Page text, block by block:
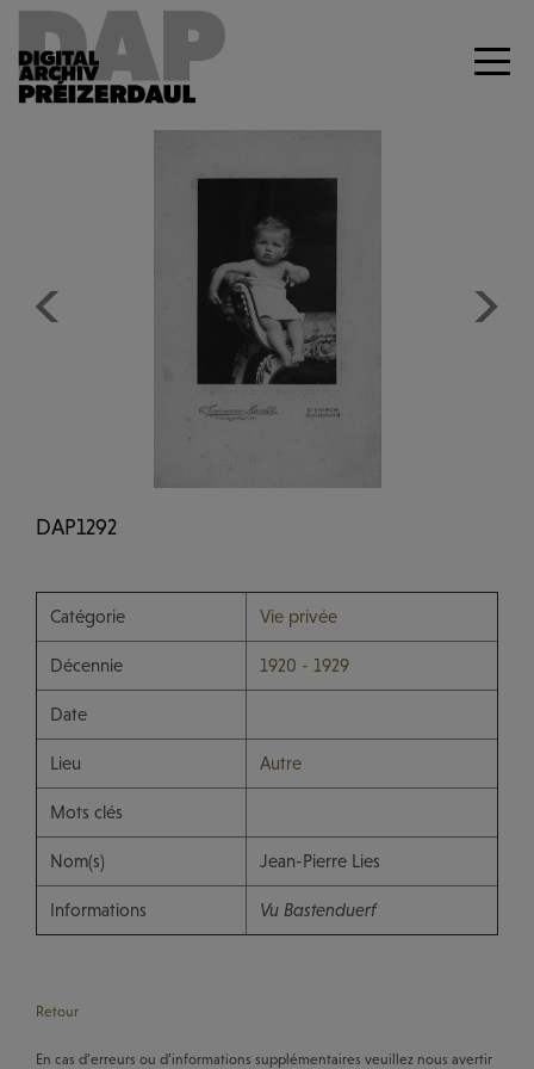
Previous Next
DAP1292
Catégorie Vie privée
Décennie 1920 - 1929
Date
Lieu Autre
Mots clés
Nom(s) Jean-Pierre Lies
Informations Vu Bastenduerf
Retour
En cas d’erreurs ou d’informations supplémentaires veuillez nous avertir